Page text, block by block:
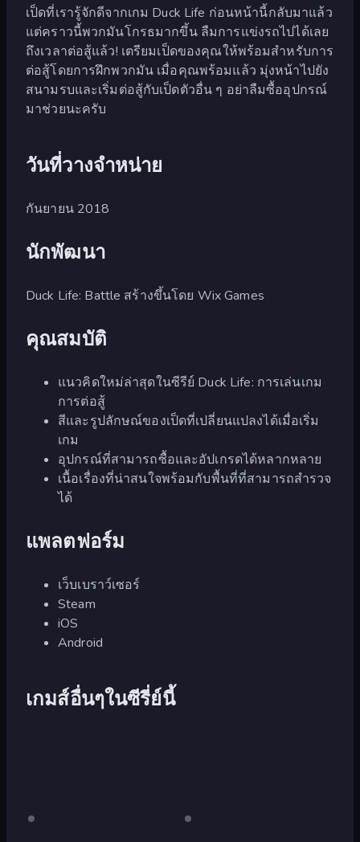
เป็ดที่เรารู้จักดีจากเกม Duck Life ก่อนหน้านี้กลับมาแล้ว
แต่คราวนี้พวกมันโกรธมากขึ้น ลืมการแข่งรถไปได้เลย
ถึงเวลาต่อสู้แล้ว! เตรียมเป็ดของคุณให้พร้อมสำหรับการ
ต่อสู้โดยการฝึกพวกมัน เมื่อคุณพร้อมแล้ว มุ่งหน้าไปยัง
สนามรบและเริ่มต่อสู้กับเป็ดตัวอื่น ๆ อย่าลืมซื้ออุปกรณ์
มาช่วยนะครับ
วันที่วางจำหน่าย
กันยายน 2018
นักพัฒนา
Duck Life: Battle สร้างขึ้นโดย Wix Games
คุณสมบัติ
แนวคิดใหม่ล่าสุดในซีรีย์ Duck Life: การเล่นเกม
การต่อสู้
สีและรูปลักษณ์ของเป็ดที่เปลี่ยนแปลงได้เมื่อเริ่ม
เกม
อุปกรณ์ที่สามารถซื้อและอัปเกรดได้หลากหลาย
เนื้อเรื่องที่น่าสนใจพร้อมกับพื้นที่ที่สามารถสำรวจ
ได้
แพลตฟอร์ม
เว็บเบราว์เซอร์
Steam
iOS
Android
เกมส์อื่นๆในซีรี่ย์นี้
Duck
เด
Duck
เด